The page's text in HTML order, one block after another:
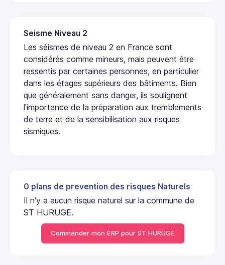
Seisme Niveau 2
Les séismes de niveau 2 en France sont
considérés comme mineurs, mais peuvent être
ressentis par certaines personnes, en particulier
dans les étages supérieurs des bâtiments. Bien
que généralement sans danger, ils soulignent
l'importance de la préparation aux tremblements
de terre et de la sensibilisation aux risques
sismiques.
0 plans de prevention des risques Naturels
Il n'y a aucun risque naturel sur la commune de
ST HURUGE.
Commander mon ERP pour ST HURUGE